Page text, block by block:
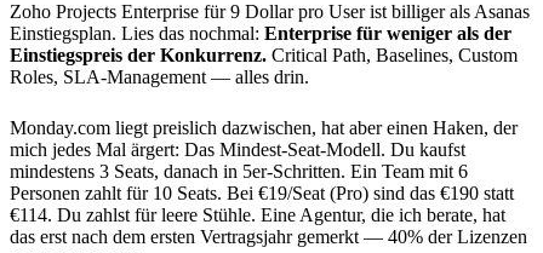
Zoho Projects Enterprise für 9 Dollar pro User ist billiger als Asanas
Einstiegsplan. Lies das nochmal: Enterprise für weniger als der
Einstiegspreis der Konkurrenz. Critical Path, Baselines, Custom
Roles, SLA-Management — alles drin.
Monday.com liegt preislich dazwischen, hat aber einen Haken, der
mich jedes Mal ärgert: Das Mindest-Seat-Modell. Du kaufst
mindestens 3 Seats, danach in 5er-Schritten. Ein Team mit 6
Personen zahlt für 10 Seats. Bei €19/Seat (Pro) sind das €190 statt
€114. Du zahlst für leere Stühle. Eine Agentur, die ich berate, hat
das erst nach dem ersten Vertragsjahr gemerkt — 40% der Lizenzen